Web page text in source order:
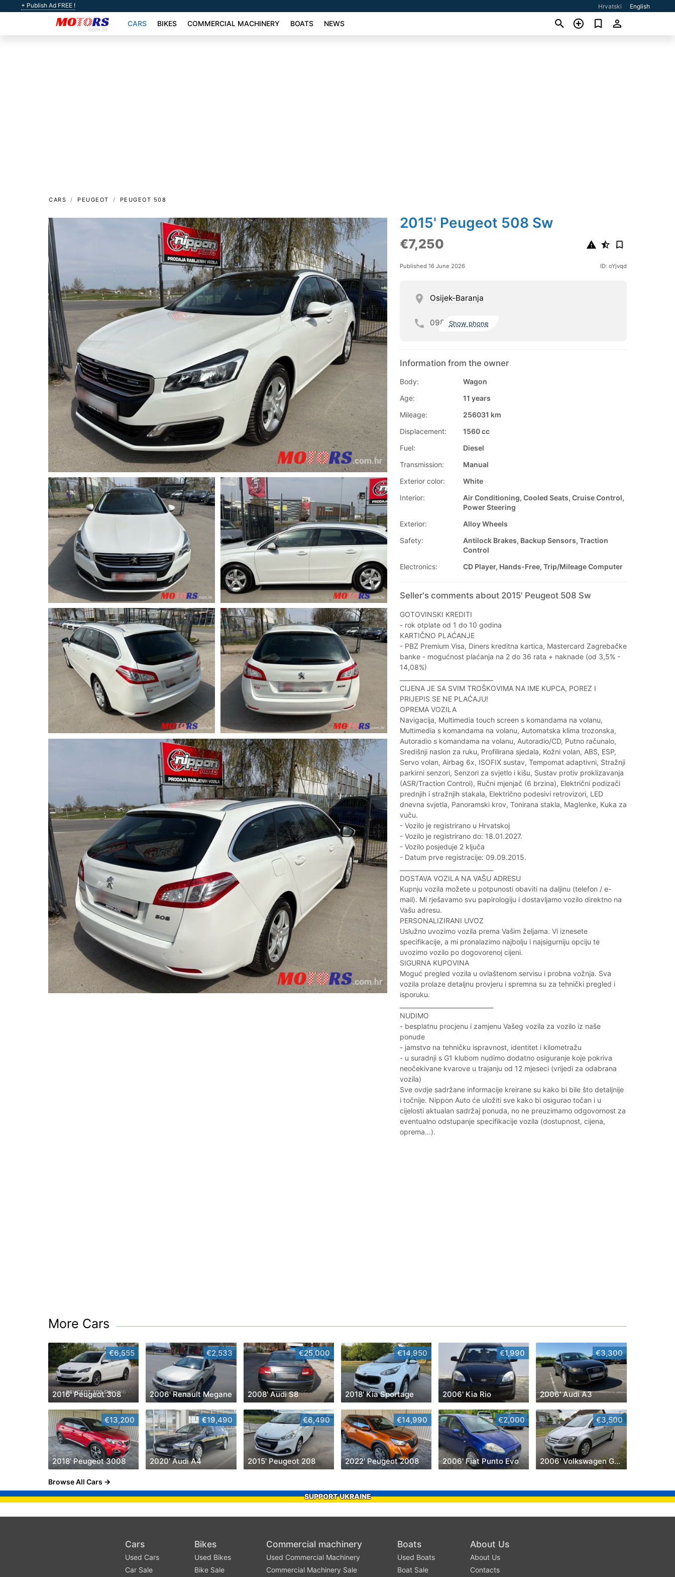
+ Publish Ad FREE ! Hrvatski English
CARS BIKES COMMERCIAL MACHINERY BOATS NEWS
CARS PEUGEOT PEUGEOT 508
2015' Peugeot 508 Sw
€7,250
Published 16 June 2026 ID: oYjvqd
Osijek-Baranja
098 Show phone
Information from the owner
Body:
Wagon
Age:
11 years
Mileage:
256031 km
Displacement:
1560 cc
Fuel:
Diesel
Transmission:
Manual
Exterior color:
White
Interior:
Air Conditioning, Cooled Seats, Cruise Control,
Power Steering
Exterior:
Alloy Wheels
Safety:
Antilock Brakes, Backup Sensors, Traction
Control
Electronics:
CD Player, Hands-Free, Trip/Mileage Computer
Seller's comments about 2015' Peugeot 508 Sw
GOTOVINSKI KREDITI
- rok otplate od 1 do 10 godina
KARTIČNO PLAĆANJE
- PBZ Premium Visa, Diners kreditna kartica, Mastercard Zagrebačke
banke - mogućnost plaćanja na 2 do 36 rata + naknade (od 3,5% -
14,08%)
CIJENA JE SA SVIM TROŠKOVIMA NA IME KUPCA, POREZ I
PRIJEPIS SE NE PLAĆAJU!
OPREMA VOZILA
Navigacija, Multimedia touch screen s komandama na volanu,
Multimedia s komandama na volanu, Automatska klima trozonska,
Autoradio s komandama na volanu, Autoradio/CD, Putno računalo,
Središnji naslon za ruku, Profilirana sjedala, Kožni volan, ABS, ESP,
Servo volan, Airbag 6x, ISOFIX sustav, Tempomat adaptivni, Stražnji
parkirni senzori, Senzori za svjetlo i kišu, Sustav protiv proklizavanja
(ASR/Traction Control), Ručni mjenjač (6 brzina), Električni podizači
prednjih i stražnjih stakala, Električno podesivi retrovizori, LED
dnevna svjetla, Panoramski krov, Tonirana stakla, Maglenke, Kuka za
vuču.
- Vozilo je registrirano u Hrvatskoj
- Vozilo je registrirano do: 18.01.2027.
- Vozilo posjeduje 2 ključa
- Datum prve registracije: 09.09.2015.
DOSTAVA VOZILA NA VAŠU ADRESU
Kupnju vozila možete u potpunosti obaviti na daljinu (telefon / e-
mail). Mi rješavamo svu papirologiju i dostavljamo vozilo direktno na
Vašu adresu.
PERSONALIZIRANI UVOZ
Uslužno uvozimo vozila prema Vašim željama. Vi iznesete
specifikacije, a mi pronalazimo najbolju i najsigurniju opciju te
uvozimo vozilo po dogovorenoj cijeni.
SIGURNA KUPOVINA
Moguć pregled vozila u ovlaštenom servisu i probna vožnja. Sva
vozila prolaze detaljnu provjeru i spremna su za tehnički pregled i
isporuku.
NUDIMO
- besplatnu procjenu i zamjenu Vašeg vozila za vozilo iz naše
ponude
- jamstvo na tehničku ispravnost, identitet i kilometražu
- u suradnji s G1 klubom nudimo dodatno osiguranje koje pokriva
neočekivane kvarove u trajanju od 12 mjeseci (vrijedi za odabrana
vozila)
Sve ovdje sadržane informacije kreirane su kako bi bile što detaljnije
i točnije. Nippon Auto će uložiti sve kako bi osigurao točan i u
cijelosti aktualan sadržaj ponuda, no ne preuzimamo odgovornost za
eventualno odstupanje specifikacije vozila (dostupnost, cijena,
oprema...).
More Cars
€6,555
2016' Peugeot 308
€2,533
2006' Renault Megane
€25,000
2008' Audi S8
€14,950
2018' Kia Sportage
€1,990
2006' Kia Rio
€3,300
2006' Audi A3
€13,200
2018' Peugeot 3008
€19,490
2020' Audi A4
€6,490
2015' Peugeot 208
€14,990
2022' Peugeot 2008
€2,000
2006' Fiat Punto Evo
€3,500
2006' Volkswagen Golf Plus
Browse All Cars
SUPPORT UKRAINE
Cars
Used Cars
Car Sale
Bikes
Used Bikes
Bike Sale
Commercial machinery
Used Commercial Machinery
Commercial Machinery Sale
Boats
Used Boats
Boat Sale
About Us
About Us
Contacts